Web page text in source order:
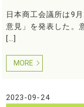
日本商工会議所は9
意見」を発表した。
[…]
MORE
2023-09-24